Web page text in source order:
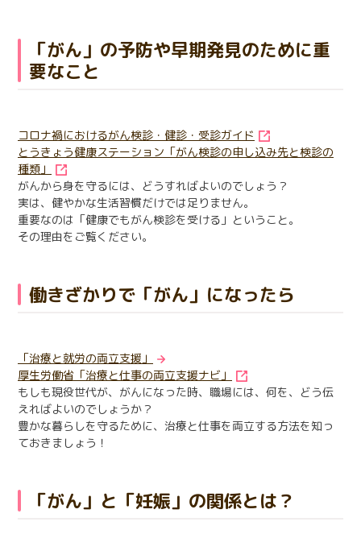
「がん」の予防や早期発見のために重
要なこと
コロナ禍におけるがん検診・健診・受診ガイド
とうきょう健康ステーション「がん検診の申し込み先と検診の
種類」
がんから身を守るには、どうすればよいのでしょう？
実は、健やかな生活習慣だけでは足りません。
重要なのは「健康でもがん検診を受ける」ということ。
その理由をご覧ください。
働きざかりで「がん」になったら
「治療と就労の両立支援」
厚生労働省「治療と仕事の両立支援ナビ」
もしも現役世代が、がんになった時、職場には、何を、どう伝
えればよいのでしょうか？
豊かな暮らしを守るために、治療と仕事を両立する方法を知っ
ておきましょう！
「がん」と「妊娠」の関係とは？